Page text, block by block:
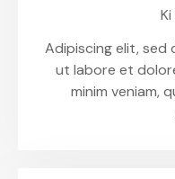
Adipiscing elit, sed
ut labore et
minim veniam,